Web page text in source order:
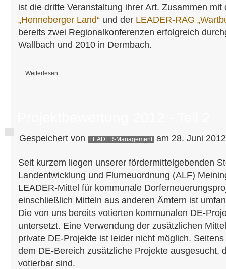
ist die dritte Veranstaltung ihrer Art. Zusammen
„Henneberger Land“ und der LEADER-RAG
bereits zwei Regionalkonferenzen erfolgreich
Wallbach und 2010 in Dermbach.
Weiterlesen
Gespeichert von LEADER-Management am 28. Juni
Seit kurzem liegen unserer fördermittelgebenden
Landentwicklung und Flurneuordnung (ALF)
LEADER-Mittel für kommunale
einschließlich Mitteln aus anderen Ämtern ist
Die von uns bereits votierten kommunalen DE-
untersetzt. Eine Verwendung der zusätzlichen
private DE-Projekte ist leider nicht möglich.
dem DE-Bereich zusätzliche Projekte ausgesucht,
votierbar sind.